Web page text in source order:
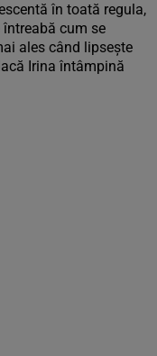
în toată regula,
cum se
ales când lipsește
Irina întâmpină